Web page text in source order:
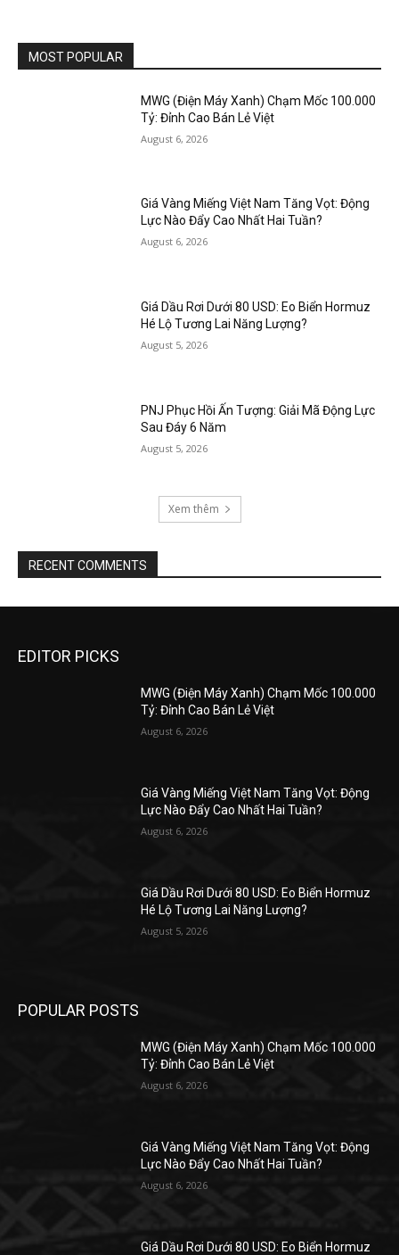
MOST POPULAR
MWG (Điện Máy Xanh) Chạm Mốc 100.000
Tỷ: Đỉnh Cao Bán Lẻ Việt
August 6, 2026
Giá Vàng Miếng Việt Nam Tăng Vọt: Động
Lực Nào Đẩy Cao Nhất Hai Tuần?
August 6, 2026
Giá Dầu Rơi Dưới 80 USD: Eo Biển Hormuz
Hé Lộ Tương Lai Năng Lượng?
August 5, 2026
PNJ Phục Hồi Ấn Tượng: Giải Mã Động Lực
Sau Đáy 6 Năm
August 5, 2026
Xem thêm
RECENT COMMENTS
EDITOR PICKS
MWG (Điện Máy Xanh) Chạm Mốc 100.000
Tỷ: Đỉnh Cao Bán Lẻ Việt
August 6, 2026
Giá Vàng Miếng Việt Nam Tăng Vọt: Động
Lực Nào Đẩy Cao Nhất Hai Tuần?
August 6, 2026
Giá Dầu Rơi Dưới 80 USD: Eo Biển Hormuz
Hé Lộ Tương Lai Năng Lượng?
August 5, 2026
POPULAR POSTS
MWG (Điện Máy Xanh) Chạm Mốc 100.000
Tỷ: Đỉnh Cao Bán Lẻ Việt
August 6, 2026
Giá Vàng Miếng Việt Nam Tăng Vọt: Động
Lực Nào Đẩy Cao Nhất Hai Tuần?
August 6, 2026
Giá Dầu Rơi Dưới 80 USD: Eo Biển Hormuz